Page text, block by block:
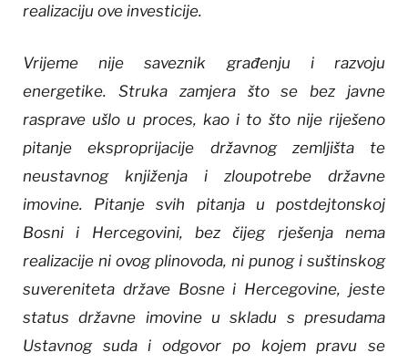
realizaciju ove investicije.
Vrijeme nije saveznik građenju i razvoju
energetike. Struka zamjera što se bez javne
rasprave ušlo u proces, kao i to što nije riješeno
pitanje eksproprijacije državnog zemljišta te
neustavnog knjiženja i zloupotrebe državne
imovine. Pitanje svih pitanja u postdejtonskoj
Bosni i Hercegovini, bez čijeg rješenja nema
realizacije ni ovog plinovoda, ni punog i suštinskog
suvereniteta države Bosne i Hercegovine, jeste
status državne imovine u skladu s presudama
Ustavnog suda i odgovor po kojem pravu se